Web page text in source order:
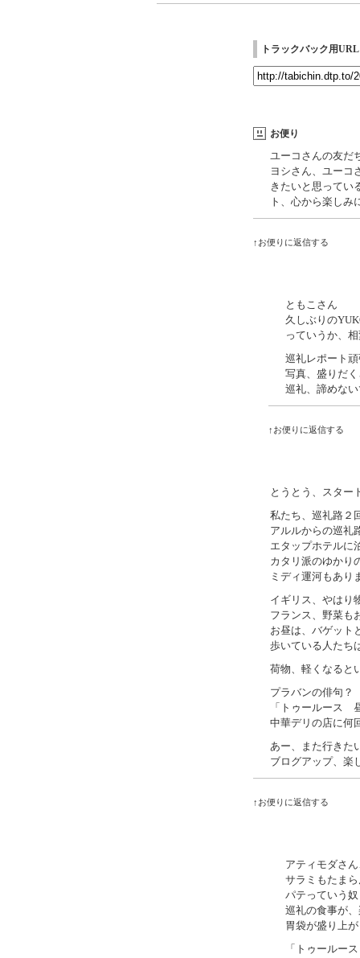
トラックバック用URL
お便り
ユーコさんの友だ
ヨシさん、ユーコ
きたいと思ってい
ト、心から楽し
↑お便りに返信する
ともこさん
久しぶりの
っていうか、
巡礼レポート
写真、盛りだ
巡礼、諦めな
↑お便りに返信する
とうとう、スター
私たち、巡礼路２
アルルからの巡礼
エタップホテルに
カタリ派のゆかり
ミディ運河もあり
イギリス、やはり
フランス、野菜も
お昼は、バゲット
歩いている人たち
荷物、軽くなると
プラバンの俳句？
「トゥールース
中華デリの店に何
あー、また行きた
ブログアップ、楽
↑お便りに返信する
アティモダさ
サラミもたま
パテっていう
巡礼の食事が
胃袋が盛り上
「トゥールー